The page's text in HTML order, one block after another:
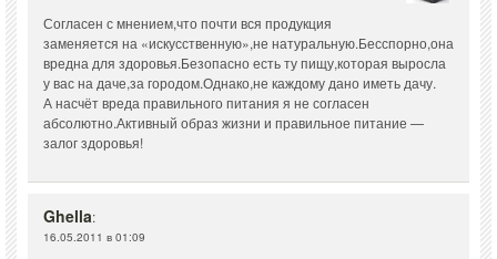
Согласен с мнением,что почти вся продукция
заменяется на «искусственную»,не натуральную.Бесспорно,она
вредна для здоровья.Безопасно есть ту пищу,которая выросла
у вас на даче,за городом.Однако,не каждому дано иметь дачу.
А насчёт вреда правильного питания я не согласен
абсолютно.Активный образ жизни и правильное питание —
залог здоровья!
Ghella:
16.05.2011 в 01:09